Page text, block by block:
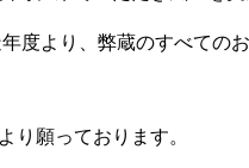
度より、弊蔵のすべての
り願っております。